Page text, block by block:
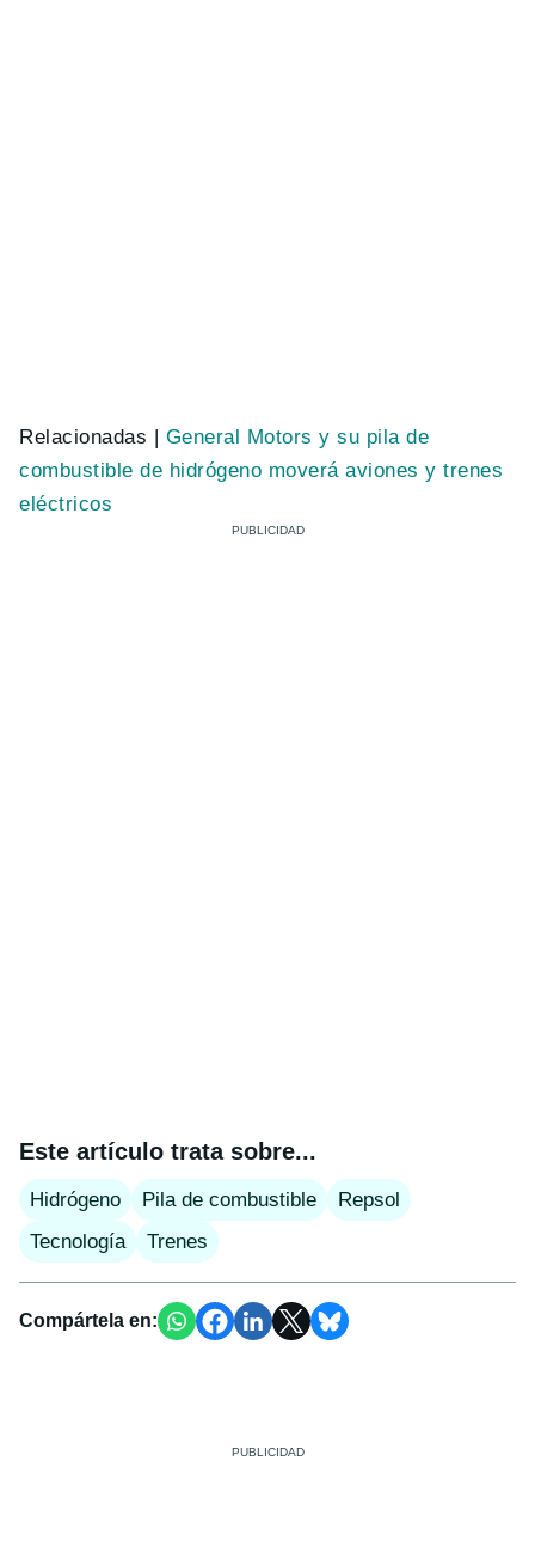
Relacionadas | General Motors y su pila de
combustible de hidrógeno moverá aviones y trenes
eléctricos
Este artículo trata sobre...
Hidrógeno Pila de combustible
Repsol
Tecnología
Trenes
Compártela en: